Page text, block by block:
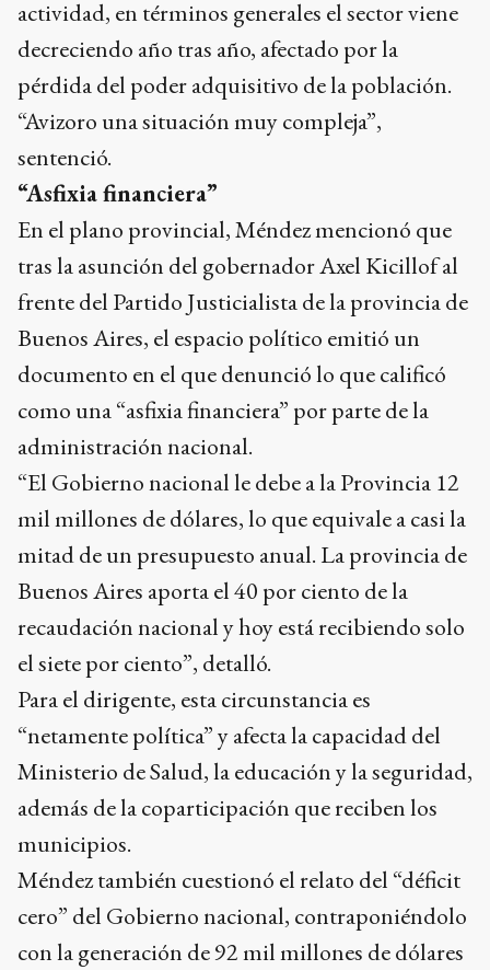
pérdida del poder adquisitivo de la población.
“Avizoro una situación muy compleja”,
sentenció.
“Asfixia financiera”
En el plano provincial, Méndez mencionó que
tras la asunción del gobernador Axel Kicillof al
frente del Partido Justicialista de la provincia de
Buenos Aires, el espacio político emitió un
documento en el que denunció lo que calificó
como una “asfixia financiera” por parte de la
administración nacional.
“El Gobierno nacional le debe a la Provincia 12
mil millones de dólares, lo que equivale a casi la
mitad de un presupuesto anual. La provincia de
Buenos Aires aporta el 40 por ciento de la
recaudación nacional y hoy está recibiendo solo
el siete por ciento”, detalló.
Para el dirigente, esta circunstancia es
“netamente política” y afecta la capacidad del
Ministerio de Salud, la educación y la seguridad,
además de la coparticipación que reciben los
municipios.
Méndez también cuestionó el relato del “déficit
cero” del Gobierno nacional, contraponiéndolo
con la generación de 92 mil millones de dólares
de nueva deuda y la “descapitalización” del
Estado mediante la venta de activos. “Están